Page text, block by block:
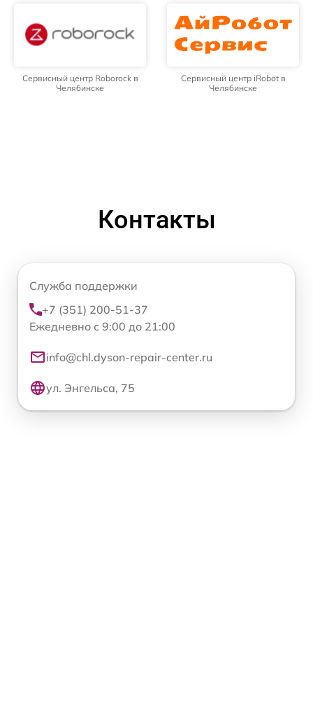
Сервисный центр Roborock в
Челябинске
Сервисный центр iRobot в
Челябинске
Контакты
Служба поддержки
+7 (351) 200-51-37
Ежедневно с 9:00 до 21:00
info@chl.dyson-repair-center.ru
ул. Энгельса, 75